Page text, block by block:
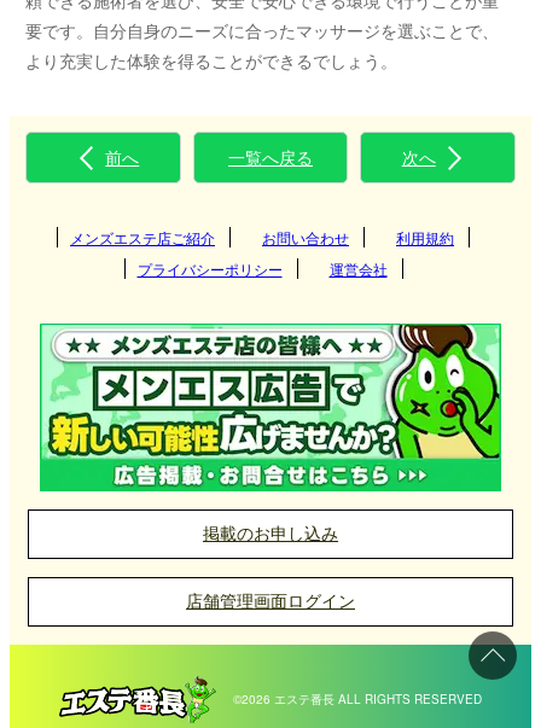
要です。自分自身のニーズに合ったマッサージを選ぶことで、
より充実した体験を得ることができるでしょう。
前へ 一覧へ戻る 次へ
メンズエステ店ご紹介 お問い合わせ
利用規約
プライバシーポリシー
運営会社
掲載のお申し込み
店舗管理画面ログイン
©2026 エステ番長 ALL RIGHTS RESERVED